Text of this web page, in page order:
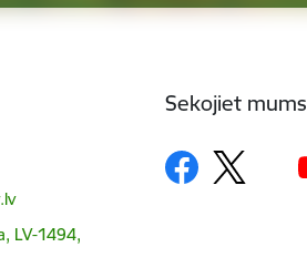
LV-1494,
Sekojiet mums